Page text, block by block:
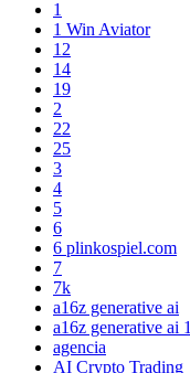
1
1 Win Aviator
12
14
19
2
22
25
3
4
5
6
6 plinkospiel.com
7
7k
a16z generative ai
a16z generative ai 1
agencia
AI Crypto Trading